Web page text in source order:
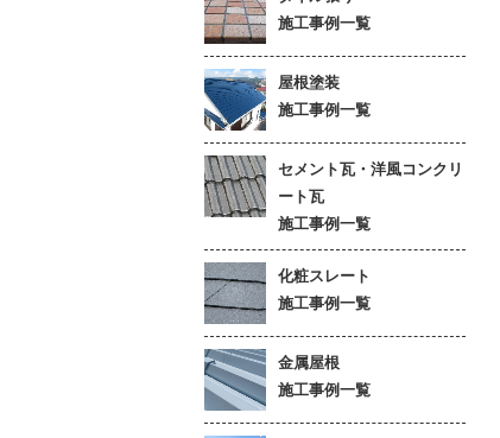
施工事例一覧
屋根塗装
施工事例一覧
セメント瓦・洋風コンクリ
ート瓦
施工事例一覧
化粧スレート
施工事例一覧
金属屋根
施工事例一覧